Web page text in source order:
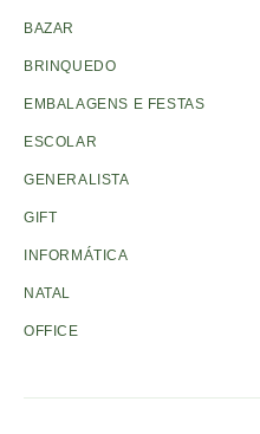
BAZAR
BRINQUEDO
EMBALAGENS E FESTAS
ESCOLAR
GENERALISTA
GIFT
INFORMÁTICA
NATAL
OFFICE